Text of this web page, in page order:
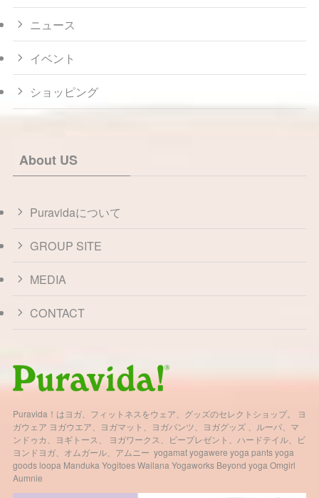
ニュース
イベント
ショッピング
About US
Puravidaについて
GROUP SITE
MEDIA
CONTACT
Puravida！はヨガ、フィットネスをウェア、グッズのセレクトショップ。 ヨ
ガウェア ヨガウエア、ヨガマット、ヨガパンツ、ヨガグッズ 、ルーパ、マ
ンドゥカ、ヨギトース、 ヨガワークス、ビープレゼント、ハードテイル、ビ
ヨンドヨガ、オムガール、アムニー yogamat yogawere yoga pants yoga
goods loopa Manduka Yogitoes Wailana Yogaworks Beyond yoga Omgirl
Aumnie